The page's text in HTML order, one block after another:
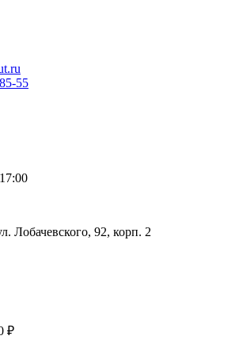
55
Лобачевского, 92, корп. 2
₽